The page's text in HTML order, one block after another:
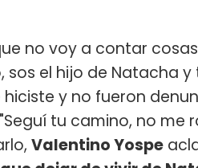
no voy a contar
sos el hijo de Natacha
y no fueron
tu camino, no
Valentino Yospe